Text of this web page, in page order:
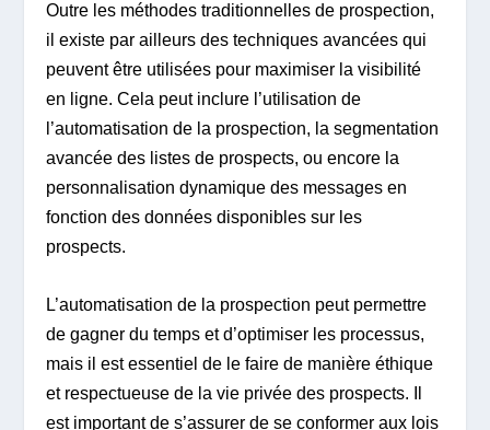
Outre les méthodes traditionnelles de prospection,
il existe par ailleurs des techniques avancées qui
peuvent être utilisées pour maximiser la visibilité
en ligne. Cela peut inclure l’utilisation de
l’automatisation de la prospection, la segmentation
avancée des listes de prospects, ou encore la
personnalisation dynamique des messages en
fonction des données disponibles sur les
prospects.
L’automatisation de la prospection peut permettre
de gagner du temps et d’optimiser les processus,
mais il est essentiel de le faire de manière éthique
et respectueuse de la vie privée des prospects. Il
est important de s’assurer de se conformer aux lois